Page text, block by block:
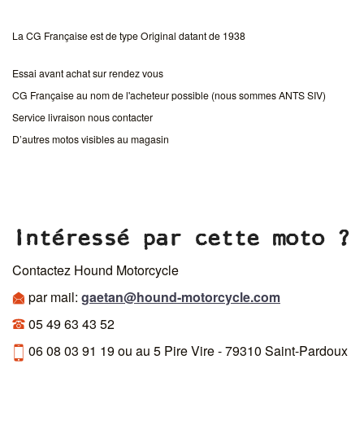
La CG Française est de type Original datant de 1938
Essai avant achat sur rendez vous
CG Française au nom de l'acheteur possible (nous sommes ANTS SIV)
Service livraison nous contacter
D’autres motos visibles au magasin
Intéressé par cette moto ?
Contactez Hound Motorcycle
par mail: gaetan@hound-motorcycle.com
05 49 63 43 52
06 08 03 91 19 ou au 5 Pire Vire - 79310 Saint-Pardoux